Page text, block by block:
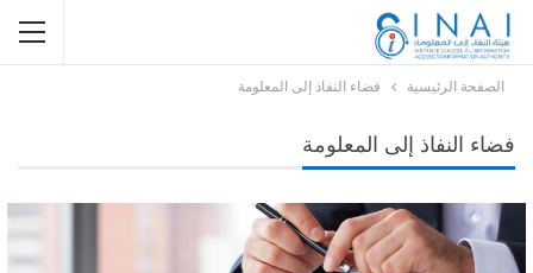
الصفحة الرئيسية فضاء النفاذ إلى المعلومة
فضاء النفاذ إلى المعلومة